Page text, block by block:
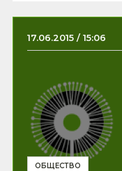
17.06.2015 / 15:06
ОБЩЕСТВО